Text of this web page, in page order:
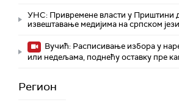
УНС: Привремене власти у Приштини
извештавање медијима на српском
Вучић: Расписивање избора у
или недељама, поднећу оставку пре
Регион